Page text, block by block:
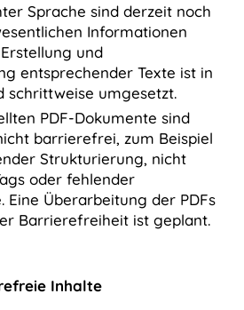
Sprache sind derzeit noch
Informationen
und
entsprechender Texte ist in
schrittweise umgesetzt.
PDF-Dokumente sind
barrierefrei, zum Beispiel
Strukturierung, nicht
oder fehlender
Eine Überarbeitung der PDFs
Barrierefreiheit ist geplant.
Inhalte